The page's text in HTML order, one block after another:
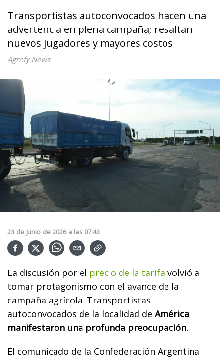
Transportistas autoconvocados hacen una
advertencia en plena campaña; resaltan
nuevos jugadores y mayores costos
Agrofy News
23 de Junio de 2026 a las 07:43
La discusión por el precio de la tarifa volvió a
tomar protagonismo con el avance de la
campaña agrícola. Transportistas
autoconvocados de la localidad de América
manifestaron una profunda preocupación.
El comunicado de la Confederación Argentina